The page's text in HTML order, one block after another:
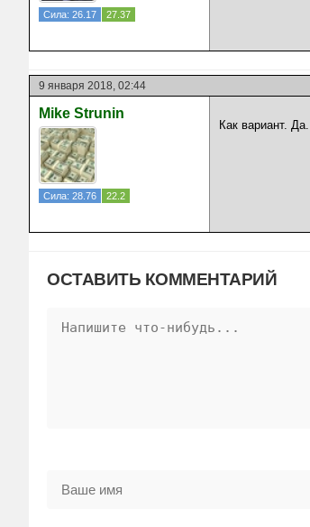
Сила: 26.17 27.37
9 января 2018, 02:44
Mike Strunin
Сила: 28.76 22.2
Как вариант. Да.
ОСТАВИТЬ КОММЕНТАРИЙ